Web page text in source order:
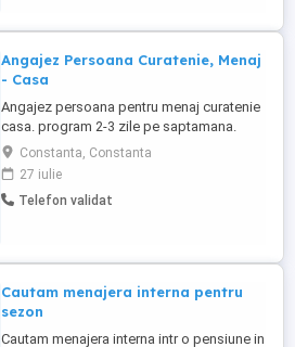
Angajez Persoana Curatenie, Menaj
- Casa
Angajez persoana pentru menaj curatenie
casa. program 2-3 zile pe saptamana.
Locatia Constanta, Palazu Mare Rog
trimiteti detalii despre experienta dvs
Constanta, Constanta
27 iulie
Telefon validat
Cautam menajera interna pentru
sezon
Cautam menajera interna intr o pensiune in